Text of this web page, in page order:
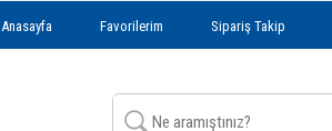
Anasayfa Favorilerim Sipariş Takip